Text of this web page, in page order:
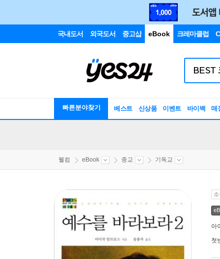
국내도서 외국도서 중고샵 eBook 크레마클럽
빠른분야찾기 베스트 신상품 이벤트 바이백 매
웰컴 eBook 종교 기독교
아
첫